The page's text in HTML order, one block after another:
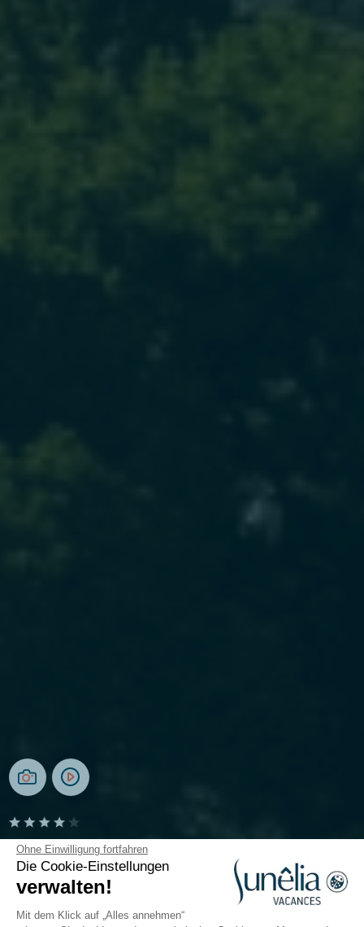
Ohne Einwilligung fortfahren
Die Cookie-Einstellungen
verwalten!
Mit dem Klick auf „Alles annehmen“
Camping Le Petit Bois
Loire Atlantique, Guérande
Öffnen von3. April 2026Bis13. September 2026